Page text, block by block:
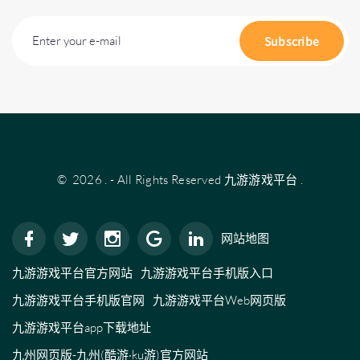
Enter your e-mail Subscribe
© 2026 . - All Rights Reserved 九游游戏平台 .
网站地图
九游游戏平台官方网站 九游游戏平台手机版入口
九游游戏平台手机版官网
九游游戏平台Web网页版
九游游戏平台app下载地址
九州网页版-九州(酷游·ku游)官方网站